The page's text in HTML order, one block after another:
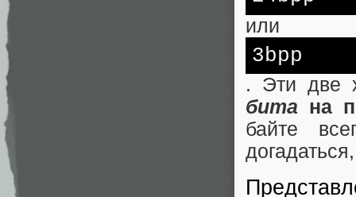
или
3bpp
. Эти две
бита на
байте